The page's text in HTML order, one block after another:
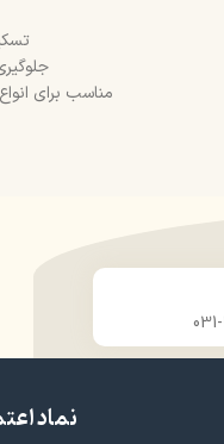
مناسب برای
نماد